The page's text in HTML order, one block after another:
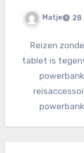
Matje 28
Reizen
tablet is